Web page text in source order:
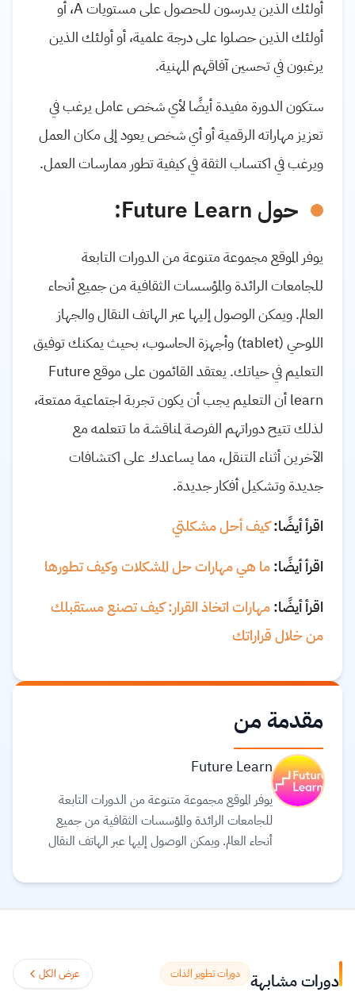
أولئك الذين يدرسون للحصول على مستويات A، أو
أولئك الذين حصلوا على درجة علمية، أو أولئك الذين
يرغبون في تحسين آفاقهم المهنية.
ستكون الدورة مفيدة أيضًا لأي شخص عامل يرغب في
تعزيز مهاراته الرقمية أو أي شخص يعود إلى مكان العمل
ويرغب في اكتساب الثقة في كيفية تطور ممارسات العمل.
حول Future Learn:
يوفر الموقع مجموعة متنوعة من الدورات التابعة
للجامعات الرائدة والمؤسسات الثقافية من جميع أنحاء
العالم. ويمكن الوصول إليها عبر الهاتف النقال والجهاز
اللوحي (tablet) وأجهزة الحاسوب، بحيث يمكنك توفيق
التعليم في حياتك. يعتقد القائمون على موقع Future
learn أن التعليم يجب أن يكون تجربة اجتماعية ممتعة،
لذلك تتيح دوراتهم الفرصة لمناقشة ما تتعلمه مع
الآخرين أثناء التنقل، مما يساعدك على اكتشافات
جديدة وتشكيل أفكار جديدة.
اقرأ أيضًا:كيف أحل مشكلتي
اقرأ أيضًا:ما هي مهارات حل المشكلات وكيف تطورها
اقرأ أيضًا:مهارات اتخاذ القرار: كيف تصنع مستقبلك
من خلال قراراتك
مقدمة من
Future Learn
يوفر الموقع مجموعة متنوعة من الدورات التابعة
للجامعات الرائدة والمؤسسات الثقافية من جميع
أنحاء العالم. ويمكن الوصول إليها عبر الهاتف النقال
يمكنك توفيق التعليم في حياتك. يعتقد القائمون على
يساعدك على اكتشافات جديدة وتشكيل أفكار
جديدة.اقرأ المزيد. دورات مشابهة دورات تطوير الذات عرض الكل